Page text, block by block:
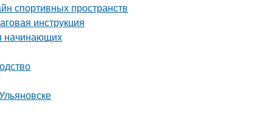
спортивных пространств
инструкция
начинающих